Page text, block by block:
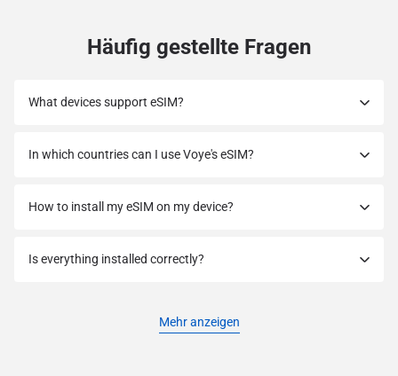
Häufig gestellte Fragen
What devices support eSIM?
In which countries can I use Voye's eSIM?
How to install my eSIM on my device?
Is everything installed correctly?
Mehr anzeigen